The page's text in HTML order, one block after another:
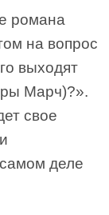
романа
на вопрос
выходят
Марч)?».
свое
деле